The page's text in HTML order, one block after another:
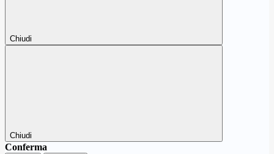
Chiudi
Chiudi
Conferma